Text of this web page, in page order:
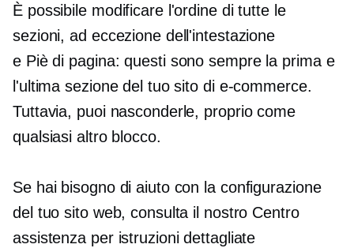
È possibile modificare l'ordine di tutte le
sezioni, ad eccezione dell'intestazione
e Piè di pagina: questisono sempre la prima e
l'ultima sezione del tuo sito di e-commerce.
Tuttavia, puoi nasconderle, proprio come
qualsiasi altro blocco.
Se hai bisogno di aiuto con la configurazione
del tuo sito web, consulta il nostro Centro
assistenza per istruzioni dettagliate